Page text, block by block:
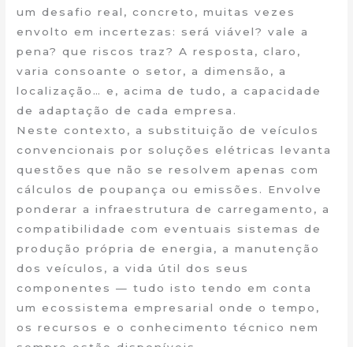
um desafio real, concreto, muitas vezes
envolto em incertezas: será viável? vale a
pena? que riscos traz? A resposta, claro,
varia consoante o setor, a dimensão, a
localização… e, acima de tudo, a capacidade
de adaptação de cada empresa.
Neste contexto, a substituição de veículos
convencionais por soluções elétricas levanta
questões que não se resolvem apenas com
cálculos de poupança ou emissões. Envolve
ponderar a infraestrutura de carregamento, a
compatibilidade com eventuais sistemas de
produção própria de energia, a manutenção
dos veículos, a vida útil dos seus
componentes — tudo isto tendo em conta
um ecossistema empresarial onde o tempo,
os recursos e o conhecimento técnico nem